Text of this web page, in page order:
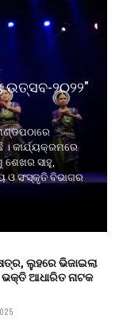
ଉତ୍ସବ-୨୦୨୨"
କାର୍ଯ୍ୟକ୍ରମରେ
ଶେଖର ସାହୁ,
ଓ ସଂସ୍କୃତି ବିଭାଗର
ଲୁହରେ ଭିଜାଇଲା
ଆଧାରିତ ନାଟକ